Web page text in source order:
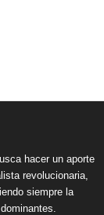
hacer un aporte
revolucionaria,
siempre la